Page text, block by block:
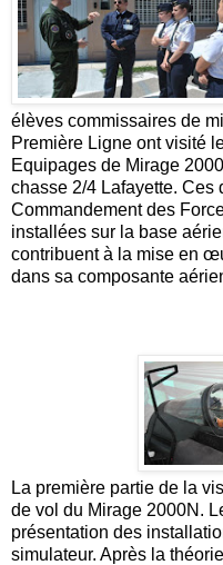
élèves commissaires de
Première Ligne ont visité
Equipages de Mirage
chasse 2/4 Lafayette. Ces
Commandement des
installées sur la base
contribuent à la mise en
dans sa composante
La première partie de la
de vol du Mirage 2000N.
présentation des
simulateur. Après la